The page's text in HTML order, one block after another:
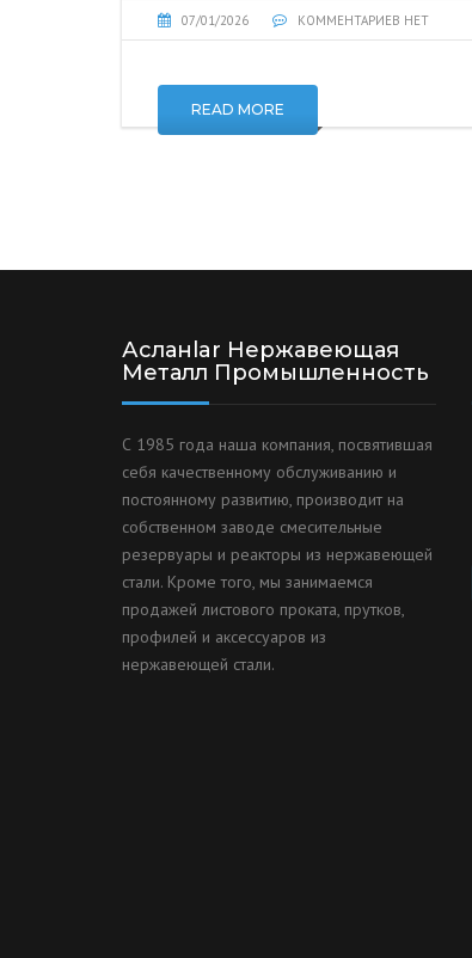
07/01/2026 КОММЕНТАРИЕВ НЕТ
READ MORE
Асланlar Нержавеющая
Металл Промышленность
С 1985 года наша компания, посвятившая
себя качественному обслуживанию и
постоянному развитию, производит на
собственном заводе смесительные
резервуары и реакторы из нержавеющей
стали. Кроме того, мы занимаемся
продажей листового проката, прутков,
профилей и аксессуаров из
нержавеющей стали.